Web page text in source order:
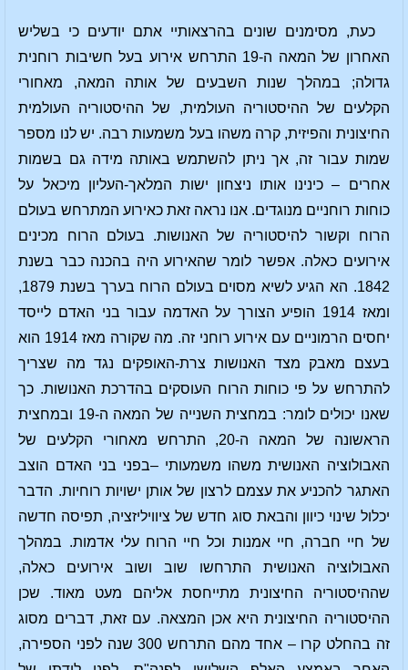
כעת, מסימנים שונים בהרצאותיי אתם יודעים כי בשליש
האחרון של המאה ה-19 התרחש אירוע בעל חשיבות רוחנית
גדולה; במהלך שנות השבעים של אותה המאה, מאחורי
הקלעים של ההיסטוריה העולמית, של ההיסטוריה העולמית
החיצונית והפיזית, קרה משהו בעל משמעות רבה. יש לנו מספר
שמות עבור זה, אך ניתן להשתמש באותה מידה גם בשמות
אחרים – כינינו אותו ניצחון ישות המלאך-העליון מיכאל על
כוחות רוחניים מנוגדים. אנו נראה זאת כאירוע המתרחש בעולם
הרוח וקשור להיסטוריה של האנושות. בעולם הרוח מכינים
אירועים כאלה. אפשר לומר שהאירוע היה בהכנה כבר בשנת
1842. הא הגיע לשיא מסוים בעולם הרוח בערך בשנת 1879,
ומאז 1914 הופיע הצורך על האדמה עבור בני האדם לייסד
יחסים הרמוניים עם אירוע רוחני זה. מה שקורה מאז 1914 הוא
בעצם מאבק מצד האנושות צרת-האופקים נגד מה שצריך
להתרחש על פי כוחות הרוח העוסקים בהדרכת האנושות. כך
שאנו יכולים לומר: במחצית השנייה של המאה ה-19 ובמחצית
הראשונה של המאה ה-20, התרחש מאחורי הקלעים של
האבולוציה האנושית משהו משמעותי –בפני בני האדם הוצב
האתגר להכניע את עצמם לרצון של אותן ישויות רוחיות. הדבר
יכלול שינוי כיוון והבאת סוג חדש של ציוויליזציה, תפיסה חדשה
של חיי חברה, חיי אמנות וכל חיי הרוח עלי אדמות. במהלך
האבולוציה האנושית התרחשו שוב ושוב אירועים כאלה,
שההיסטוריה החיצונית מתייחסת אליהם מעט מאוד. שכן
ההיסטוריה החיצונית היא אכן המצאה. עם זאת, דברים מסוג
זה בהחלט קרו – אחד מהם התרחש 300 שנה לפני הספירה,